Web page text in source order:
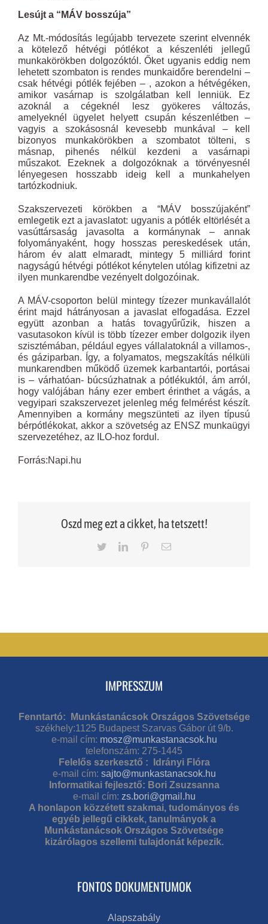
Lesújt a “MÁV bosszúja”
Az Mt.-módosítás legújabb tervezete szerint elvennék
a kötelező hétvégi pótlékot a készenléti jellegű
munkakörökben dolgozóktól. Őket ugyanis eddig nem
lehetett szombaton is rendes munkaidőre berendelni –
csak hétvégi pótlék fejében – , azokon a hétvégéken,
amikor vasárnap is szolgálatban kell lenniük. Ez
azoknál a cégeknél lesz gyökeres változás,
amelyeknél ügyelet helyett csupán készenlétben –
vagyis a szokásosnál kevesebb munkával – kell
bizonyos munkakörökben a szombatot tölteni, s
másnap, pihenés nélkül kezdeni a vasárnapi
műszakot. Ezeknek a dolgozóknak a törvényesnél
lényegesen hosszabb ideig kell a munkahelyen
tartózkodniuk.
Szakszervezeti körökben a “MÁV bosszújaként”
emlegetik ezt a javaslatot: ugyanis a pótlék eltörlését a
vasúttársaság javasolta a kormánynak – annak
folyományaként, hogy hosszas pereskedések után,
három év alatt elmaradt, mintegy 5 milliárd forint
nagyságú hétvégi pótlékot kénytelen utólag kifizetni az
ilyen munkarendbe vezényelt dolgozóinak.
A MÁV-csoporton belül mintegy tízezer munkavállalót
érint majd hátrányosan a javaslat elfogadása. Ezzel
együtt azonban a hatás tovagyűrűzik, hiszen a
vasutasokon kívül is több tízezer ember dolgozik ilyen
szisztémában, például egyes vállalatoknál a villamos-,
és gáziparban. Így, a folyamatos, megszakítás nélküli
munkarendben működő üzemek karbantartói, portásai
is – várhatóan- búcsúzhatnak a pótlékuktól, ám arról,
hogy valójában hány ezer embert érinthet a vágás, a
vegyipari szakszervezet jelenleg még felmérést készít.
Amennyiben a kormány megszünteti az ilyen típusú
bérpótlékokat, akkor a szövetség az ENSZ munkaügyi
szervezetéhez, az ILO-hoz fordul.
Forrás:Napi.hu
Oszd meg ezt a cikket, ha tetszett!
TwitterLinkedInPinterestEmail
IMPRESSZUM
Fenntartó: Munkástanácsok Országos Szövetsége
székhely:1125 Budapest Szarvas Gábor út 9/b.
e-mail cím: mosz@munkastanacsok.hu
telefonszám: 275-1445
Felelős szerkesztő : Idrányi Flóra
e-mail cím: sajto@munkastanacsok.hu
Informatikai fejlesztő: Bori Zsuzsanna
e-mail cím: zs.bori@gmail.hu
A honlapon közzétett szakmai, tudományos és
egyéb jellegű cikkek, tanulmányok a
Munkástanácsok Országos Szövetsége
kizárólagos szellemi tulajdonát képezik.
FONTOS DOKUMENTUMOK
Alapszabály